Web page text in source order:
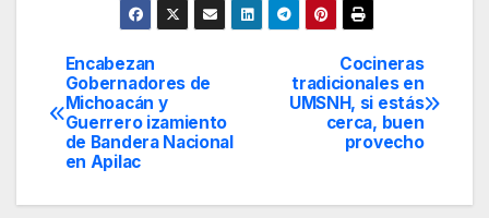
Navegación
de
entradas
Cocineras
tradicionales en
UMSNH, si estás
cerca, buen
provecho
Encabezan
Gobernadores de
Michoacán y
Guerrero izamiento
de Bandera Nacional
en Apilac